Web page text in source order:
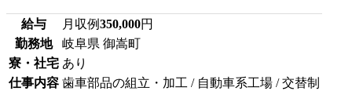
給与 月収例350,000円
勤務地
岐阜県 御嵩町
寮・社宅 あり
仕事内容 歯車部品の組立・加工 / 自動車系工場 / 交替制